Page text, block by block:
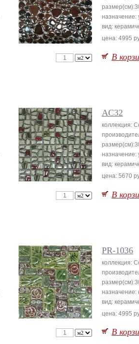
назначение:
вид:
цена: 4995
В
AC32
коллекция:
назначение:
вид:
цена: 5670
В
PR-1036
коллекция:
назначение:
вид:
цена: 4995
В